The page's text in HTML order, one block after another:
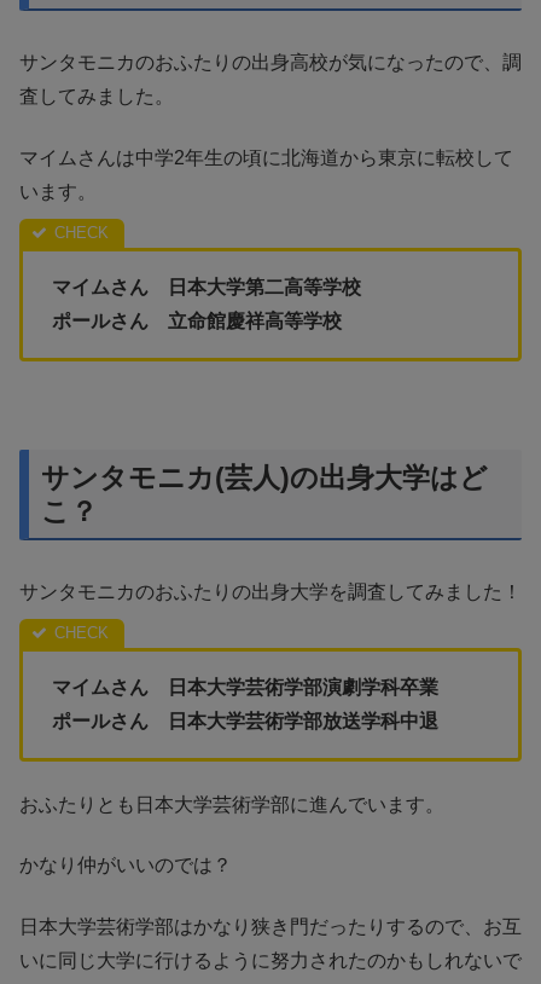
サンタモニカのおふたりの出身高校が気になったので、調
査してみました。
マイムさんは中学2年生の頃に北海道から東京に転校して
います。
マイムさん 日本大学第二高等学校
ポールさん 立命館慶祥高等学校
サンタモニカ(芸人)の出身大学はど
こ？
サンタモニカのおふたりの出身大学を調査してみました！
マイムさん 日本大学芸術学部演劇学科卒業
ポールさん 日本大学芸術学部放送学科中退
おふたりとも日本大学芸術学部に進んでいます。
かなり仲がいいのでは？
日本大学芸術学部はかなり狭き門だったりするので、お互
いに同じ大学に行けるように努力されたのかもしれないで